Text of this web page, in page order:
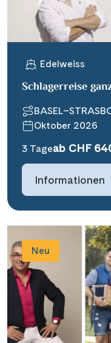
Edelweiss
Schlagerreise
Oktober 2026
3 Tageab CHF
Informationen
Neu